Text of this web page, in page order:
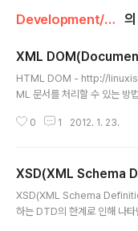
Development/XML
XML
HTML DOM - http://
ML 문서를 처리할 수 있는 방
제안된 마크업 언어를 위한
들의 제안에 의해 탄생 ◈이벤
처리 방식 ◈현재 버전은
roject.org 출처 -
0 1 2012. 1. 23.
XSD(XML Schema
XSD(XML Schema
하는 DTD의 한계로 인해 나